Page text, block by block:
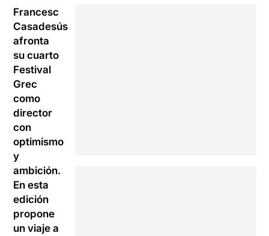
Francesc
Casadesús
afronta
su cuarto
Festival
Grec
como
director
con
optimismo
y
ambición.
En esta
edición
propone
un viaje a